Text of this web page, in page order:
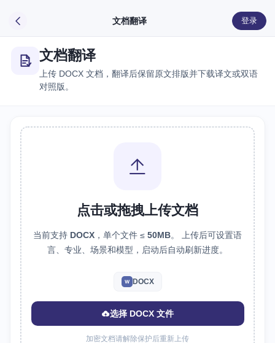
文档翻译 登录
文档翻译
上传 DOCX 文档，翻译后保留原文排版并下载译文或双语
对照版。
点击或拖拽上传文档
当前支持 DOCX ，单个文件 ≤ 50MB。 上传后可设置语
言、专业、场景和模型，启动后自动刷新进度。
W DOCX
选择 DOCX 文件
加密文档请解除保护后重新上传